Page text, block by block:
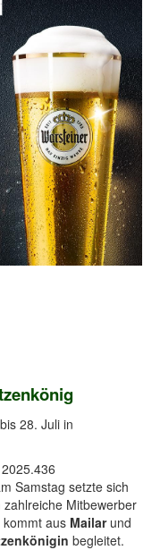
28. Juli in
Samstag setzte sich
Mitbewerber
aus Mailarund
begleitet.